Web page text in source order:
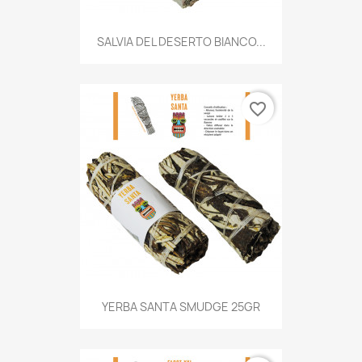
SALVIA DEL DESERTO BIANCO...
YERBA SANTA SMUDGE 25GR
favorite_border